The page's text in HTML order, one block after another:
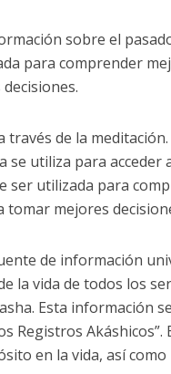
sobre el
para comprender
de la
se utiliza para
ser utilizada para
tomar mejores
de información
la vida de todos los
Esta información
Registros
en la vida, así